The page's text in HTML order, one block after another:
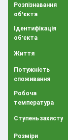
Розпізнавання
об'єкта
Ідентифікація
об'єкта
Життя
Потужність
споживання
Робоча
температура
Ступень захисту
Розміри